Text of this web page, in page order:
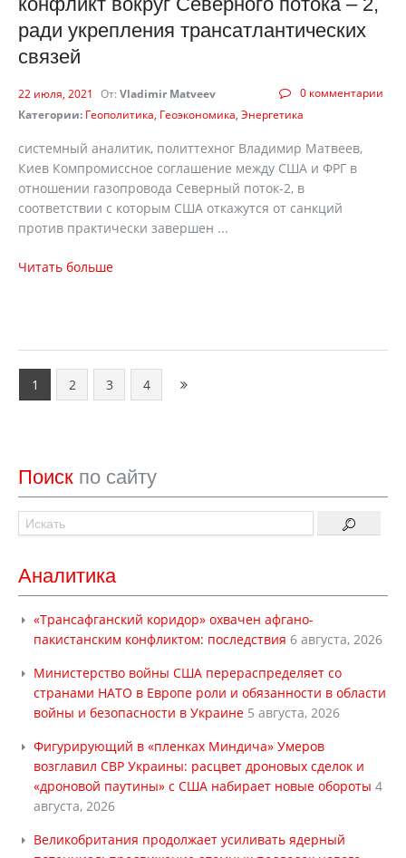
ради укрепления трансатлантических
связей
0 комментарии
22 июля, 2021 От: Vladimir Matveev
Категории: Геополитика Геоэкономика Энергетика
системный аналитик, политтехног Владимир Матвеев,
Киев Компромиссное соглашение между США и ФРГ в
отношении газопровода Северный поток-2, в
соответствии с которым США откажутся от санкций
против практически завершен ...
Читать больше
1 2 3 4
Поиск по сайту
Аналитика
«Трансафганский коридор» охвачен афгано-
пакистанским конфликтом: последствия 6 августа, 2026
Министерство войны США перераспределяет со
странами НАТО в Европе роли и обязанности в области
войны и безопасности в Украине 5 августа, 2026
Фигурирующий в «пленках Миндича» Умеров
возглавил СВР Украины: расцвет дроновых сделок и
«дроновой паутины» с США набирает новые обороты 4
августа, 2026
Великобритания продолжает усиливать ядерный